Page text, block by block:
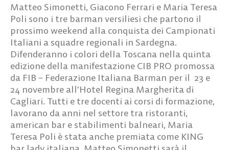
Matteo Simonetti, Giacono Ferrari e Maria Teresa
Poli sono i tre barman versiliesi che partono il
prossimo weekend alla conquista dei Campionati
Italiani a squadre regionali in Sardegna.
Difenderanno i colori della Toscana nella quinta
edizione della manifestazione CIB PRO promossa
da FIB – Federazione Italiana Barman per il 23 e
24 novembre all’Hotel Regina Margherita di
Cagliari. Tutti e tre docenti ai corsi di formazione,
lavorano da anni nel settore tra ristoranti,
american bar e stabilimenti balneari, Maria
Teresa Poli è stata anche premiata come KING